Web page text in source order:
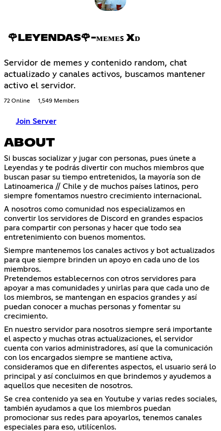
🌹LEYENDAS🌹-ᴍᴇᴍᴇꜱ Xᴅ
Servidor de memes y contenido random, chat
actualizado y canales activos, buscamos mantener
activo el servidor.
72 Online 1,549 Members
Join Server
ABOUT
Si buscas socializar y jugar con personas, pues únete a
Leyendas y te podrás divertir con muchos miembros que
buscan pasar su tiempo entretenidos, la mayoría son de
Latinoamerica // Chile y de muchos países latinos, pero
siempre fomentamos nuestro crecimiento internacional.
A nosotros como comunidad nos especializamos en
convertir los servidores de Discord en grandes espacios
para compartir con personas y hacer que todo sea
entretenimiento con buenos momentos.
Siempre mantenemos los canales activos y bot actualizados
para que siempre brinden un apoyo en cada uno de los
miembros.
Pretendemos establecernos con otros servidores para
apoyar a mas comunidades y unirlas para que cada uno de
los miembros, se mantengan en espacios grandes y así
puedan conocer a muchas personas y fomentar su
crecimiento.
En nuestro servidor para nosotros siempre será importante
el aspecto y muchas otras actualizaciones, el servidor
cuenta con varios administradores, así que la comunicación
con los encargados siempre se mantiene activa,
consideramos que en diferentes aspectos, el usuario será lo
principal y así concluimos en que brindemos y ayudemos a
aquellos que necesiten de nosotros.
Se crea contenido ya sea en Youtube y varias redes sociales,
también ayudamos a que los miembros puedan
promocionar sus redes para apoyarlos, tenemos canales
especiales para eso, utilícenlos.